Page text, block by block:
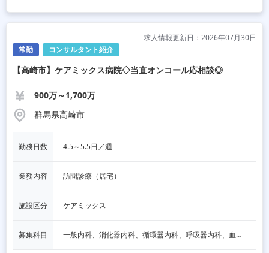
常勤 コンサルタント紹介
求人情報更新日：2026年07月30日
【高崎市】ケアミックス病院◇当直オンコール応相談◎
900万～1,700万
群馬県高崎市
勤務日数 4.5～5.5日／週
業務内容 訪問診療（居宅）
施設区分 ケアミックス
募集科目 一般内科、消化器内科、循環器内科、呼吸器内科、血液内科、脳神経内科、内分泌内科、老人内科、一般外科、消化器外科、その他